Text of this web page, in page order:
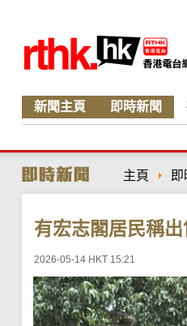
新聞主頁 即時新聞
主頁
有宏志閣居民稱
2026-05-14 HKT 15:21